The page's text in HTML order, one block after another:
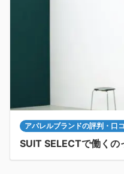
アパレルブランドの評判・口
SUIT SELECTで働くの